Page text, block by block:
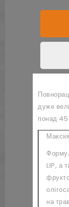
дуже
понад 45
LIP, а
на